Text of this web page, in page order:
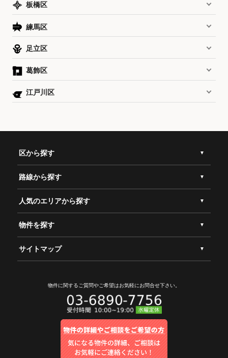
板橋区
練馬区
足立区
葛飾区
江戸川区
区から探す
路線から探す
人気のエリアから探す
物件を探す
サイトマップ
物件に関するご質問やご希望はお気軽にお問合せ下さい。